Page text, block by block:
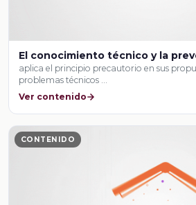
El conocimiento técnico y la
aplica el principio precautorio en sus
problemas técnicos …
Ver contenido
CONTENIDO